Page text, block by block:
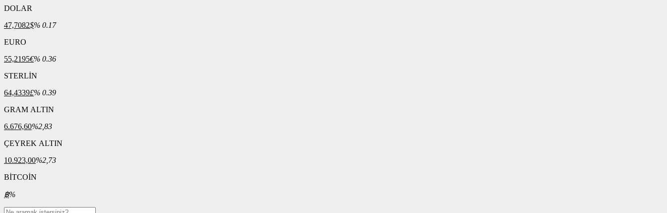
DOLAR
47,7082$% 0.17
EURO
55,2195€% 0.36
STERLİN
64,4339£% 0.39
GRAM ALTIN
6.676,60%2,83
ÇEYREK ALTIN
10.923,00%2,73
BİTCOİN
฿%